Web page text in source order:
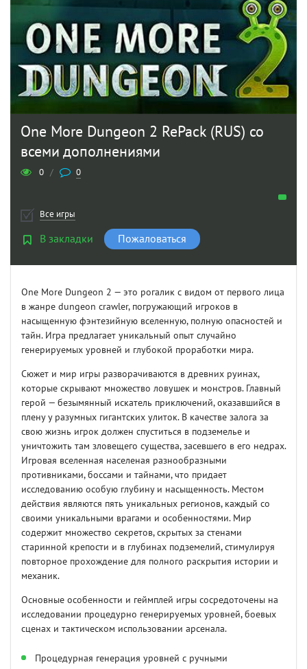
One More Dungeon 2 RePack (RUS) со
всеми дополнениями
0 / 0
Все игры
В закладки Пожаловаться
One More Dungeon 2 — это рогалик с видом от первого лица
в жанре dungeon crawler, погружающий игроков в
насыщенную фэнтезийную вселенную, полную опасностей и
тайн. Игра предлагает уникальный опыт случайно
генерируемых уровней и глубокой проработки мира.
Сюжет и мир игры разворачиваются в древних руинах,
которые скрывают множество ловушек и монстров. Главный
герой — безымянный искатель приключений, оказавшийся в
плену у разумных гигантских улиток. В качестве залога за
свою жизнь игрок должен спуститься в подземелье и
уничтожить там зловещего существа, засевшего в его недрах.
Игровая вселенная населеная разнообразными
противниками, боссами и тайнами, что придает
исследованию особую глубину и насыщенность. Местом
действия являются пять уникальных регионов, каждый со
своими уникальными врагами и особенностями. Мир
содержит множество секретов, скрытых за стенами
старинной крепости и в глубинах подземелий, стимулируя
повторное прохождение для полного раскрытия истории и
механик.
Основные особенности и геймплей игры сосредоточены на
исследовании процедурно генерируемых уровней, боевых
сценах и тактическом использовании арсенала.
Процедурная генерация уровней с ручными